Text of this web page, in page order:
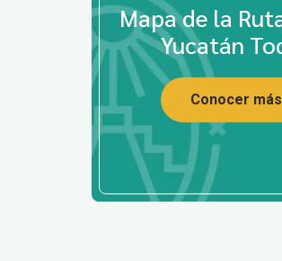
Mapa de la
Yucatán
Conocer más